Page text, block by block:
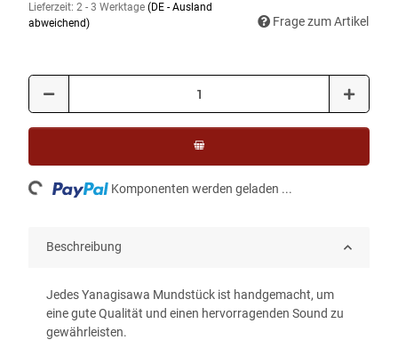
Lieferzeit: 2 - 3 Werktage (DE - Ausland
abweichend)
Frage zum Artikel
Loading... Komponenten werden geladen ...
Beschreibung
Jedes Yanagisawa Mundstück ist handgemacht, um
eine gute Qualität und einen hervorragenden Sound zu
gewährleisten.